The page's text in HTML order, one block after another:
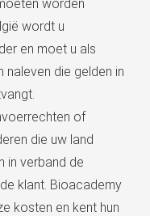
worden
wordt u
en moet u als
die gelden in
of
die uw land
in verband de
klant. Bioacademy
kosten en kent hun